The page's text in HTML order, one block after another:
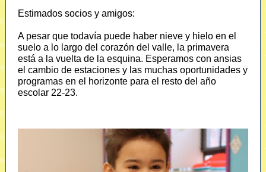
Estimados socios y amigos:
A pesar que todavía puede haber nieve y hielo en el
suelo a lo largo del corazón del valle, la primavera
está a la vuelta de la esquina. Esperamos con ansias
el cambio de estaciones y las muchas oportunidades y
programas en el horizonte para el resto del año
escolar 22-23.